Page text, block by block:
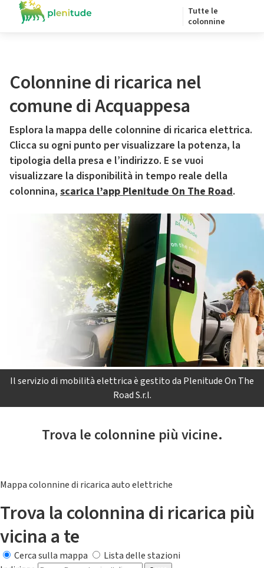
Tutte le
colonnine
Colonnine di ricarica nel
comune di Acquappesa
Esplora la mappa delle colonnine di ricarica elettrica.
Clicca su ogni punto per visualizzare la potenza, la
tipologia della presa e l’indirizzo. E se vuoi
visualizzare la disponibilità in tempo reale della
colonnina, scarica l’app Plenitude On The Road.
Il servizio di mobilità elettrica è gestito da Plenitude On The
Road S.r.l.
Trova le colonnine più vicine.
Mappa colonnine di ricarica auto elettriche
Trova la colonnina di ricarica più
vicina a te
Cerca sulla mappa
Lista delle stazioni